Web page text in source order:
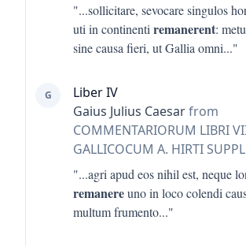
"...sollicitare, sevocare singulos
uti in continenti remanerent:
sine causa fieri, ut Gallia omni..."
G
Liber IV
Gaius Julius Caesarfrom
COMMENTARIORUM LIBRI
GALLICOCUM A. HIRTI
"...agri apud eos nihil est, neque
remanereuno in loco colendi
multum frumento..."